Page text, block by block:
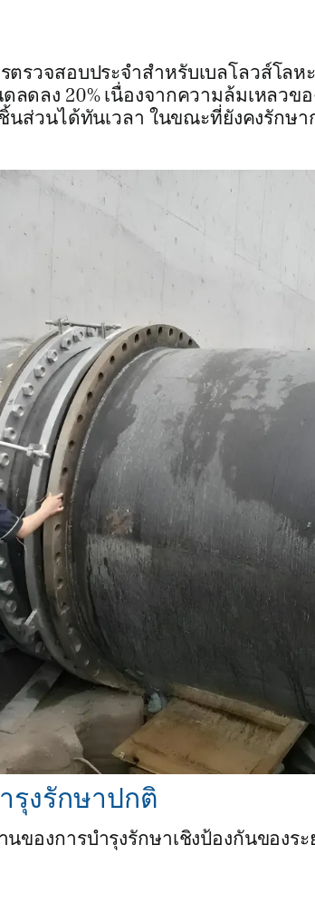
รวจสอบประจำสำหรับเบลโลวส์โลห
ดลง 20% เนื่องจากความล้มเหลวข
ส่วนได้ทันเวลา ในขณะที่ยังคงรักษา
รุงรักษาปกติ
ของการบำรุงรักษาเชิงป้องกันของร